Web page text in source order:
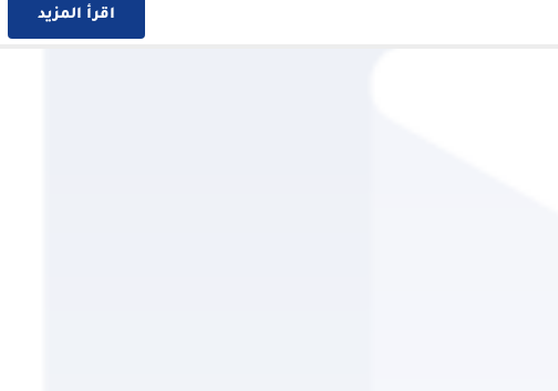
اقرأ المزيد